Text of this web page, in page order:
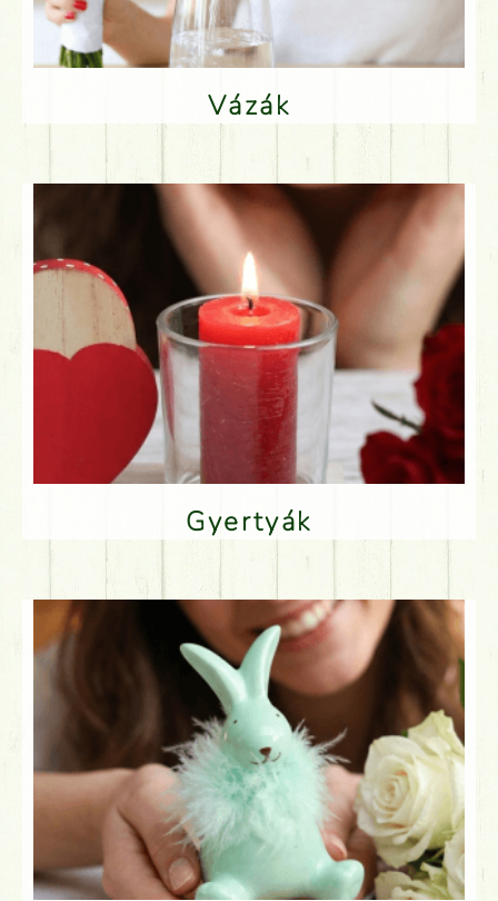
Vázák
Gyertyák